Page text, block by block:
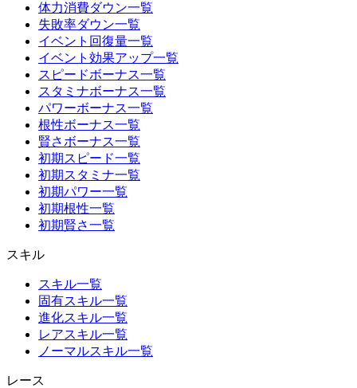
体力消費ダウン一覧
失敗率ダウン一覧
イベント回復量一覧
イベント効果アップ一覧
スピードボーナス一覧
スタミナボーナス一覧
パワーボーナス一覧
根性ボーナス一覧
賢さボーナス一覧
初期スピード一覧
初期スタミナ一覧
初期パワー一覧
初期根性一覧
初期賢さ一覧
スキル
スキル一覧
固有スキル一覧
進化スキル一覧
レアスキル一覧
ノーマルスキル一覧
レース